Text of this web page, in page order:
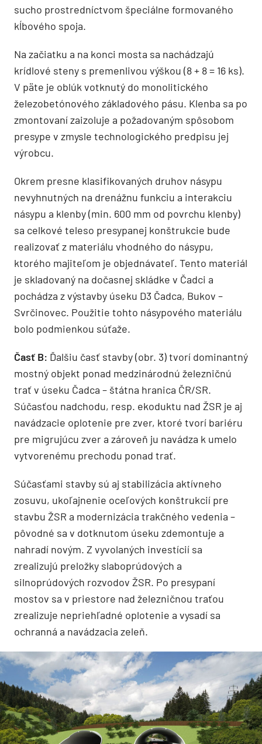
sucho prostredníctvom špeciálne formovaného
kĺbového spoja.
Na začiatku a na konci mosta sa nachádzajú
krídlové steny s premenlivou výškou (8 + 8 = 16 ks).
V päte je oblúk votknutý do monolitického
železobetónového základového pásu. Klenba sa po
zmontovaní zaizoluje a požadovaným spôsobom
presype v zmysle technologického predpisu jej
výrobcu.
Okrem presne klasifikovaných druhov násypu
nevyhnutných na drenážnu funkciu a interakciu
násypu a klenby (min. 600 mm od povrchu klenby)
sa celkové teleso presypanej konštrukcie bude
realizovať z materiálu vhodného do násypu,
ktorého majiteľom je objednávateľ. Tento materiál
je skladovaný na dočasnej skládke v Čadci a
pochádza z výstavby úseku D3 Čadca, Bukov –
Svrčinovec. Použitie tohto násypového materiálu
bolo podmienkou súťaže.
Časť B: Ďalšiu časť stavby (obr. 3) tvorí dominantný
mostný objekt ponad medzinárodnú železničnú
trať v úseku Čadca – štátna hranica ČR/SR.
Súčasťou nadchodu, resp. ekoduktu nad ŽSR je aj
navádzacie oplotenie pre zver, ktoré tvorí bariéru
pre migrujúcu zver a zároveň ju navádza k umelo
vytvorenému prechodu ponad trať.
Súčasťami stavby sú aj stabilizácia aktívneho
zosuvu, ukoľajnenie oceľových konštrukcií pre
stavbu ŽSR a modernizácia trakčného vedenia –
pôvodné sa v dotknutom úseku zdemontuje a
nahradí novým. Z vyvolaných investícií sa
zrealizujú preložky slaboprúdových a
silnoprúdových rozvodov ŽSR. Po presypaní
mostov sa v priestore nad železničnou traťou
zrealizuje nepriehľadné oplotenie a vysadí sa
ochranná a navádzacia zeleň.